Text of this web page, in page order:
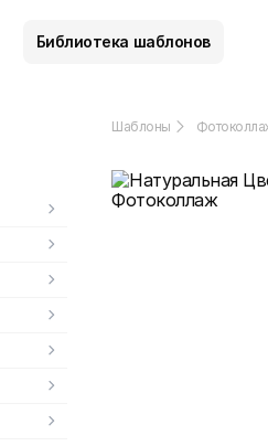
Библиотека шаблонов
Шаблоны